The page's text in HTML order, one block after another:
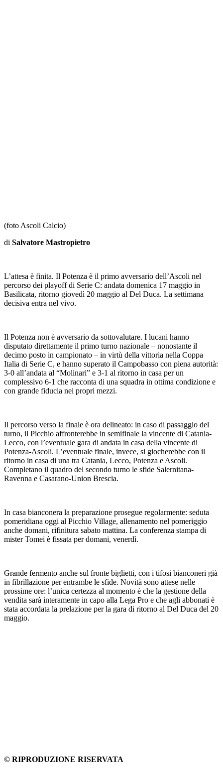
(foto Ascoli Calcio)
di Salvatore Mastropietro
L’attesa è finita. Il Potenza è il primo avversario dell’Ascoli nel
percorso dei playoff di Serie C: andata domenica 17 maggio in
Basilicata, ritorno giovedì 20 maggio al Del Duca. La settimana
decisiva entra nel vivo.
Il Potenza non è avversario da sottovalutare. I lucani hanno
disputato direttamente il primo turno nazionale – nonostante il
decimo posto in campionato – in virtù della vittoria nella Coppa
Italia di Serie C, e hanno superato il Campobasso con piena autorità:
3-0 all’andata al “Molinari” e 3-1 al ritorno in casa per un
complessivo 6-1 che racconta di una squadra in ottima condizione e
con grande fiducia nei propri mezzi.
Il percorso verso la finale è ora delineato: in caso di passaggio del
turno, il Picchio affronterebbe in semifinale la vincente di Catania-
Lecco, con l’eventuale gara di andata in casa della vincente di
Potenza-Ascoli. L’eventuale finale, invece, si giocherebbe con il
ritorno in casa di una tra Catania, Lecco, Potenza e Ascoli.
Completano il quadro del secondo turno le sfide Salernitana-
Ravenna e Casarano-Union Brescia.
In casa bianconera la preparazione prosegue regolarmente: seduta
pomeridiana oggi al Picchio Village, allenamento nel pomeriggio
anche domani, rifinitura sabato mattina. La conferenza stampa di
mister Tomei è fissata per domani, venerdì.
Grande fermento anche sul fronte biglietti, con i tifosi bianconeri già
in fibrillazione per entrambe le sfide. Novità sono attese nelle
prossime ore: l’unica certezza al momento è che la gestione della
vendita sarà interamente in capo alla Lega Pro e che agli abbonati è
stata accordata la prelazione per la gara di ritorno al Del Duca del 20
maggio.
© RIPRODUZIONE RISERVATA